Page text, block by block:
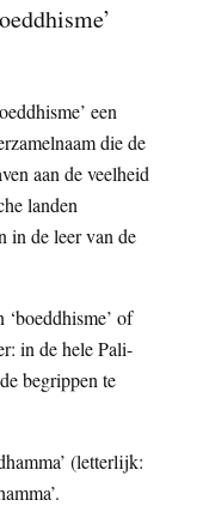
een
die de
aan de veelheid
landen
in de leer van de
of
in de hele Pali-
begrippen te
(letterlijk: